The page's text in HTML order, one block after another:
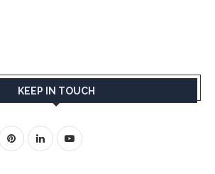
KEEP IN TOUCH